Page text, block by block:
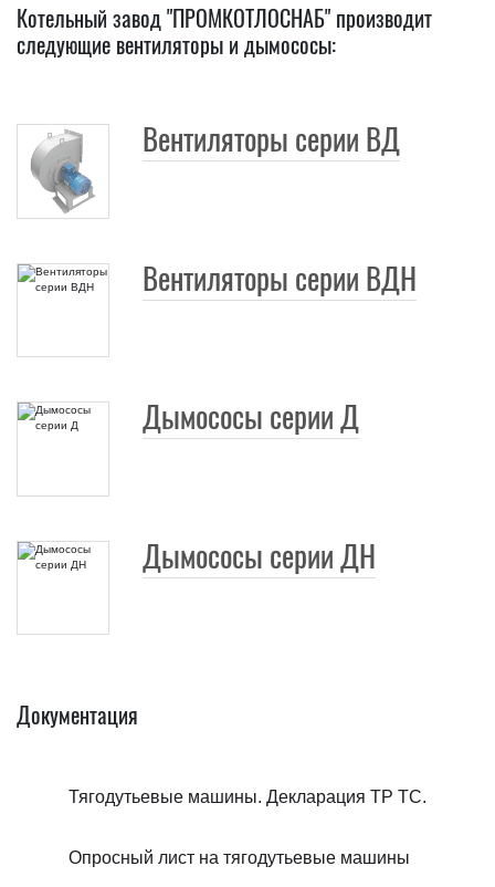
Котельный завод "ПРОМКОТЛОСНАБ" производит
следующие вентиляторы и дымососы:
Вентиляторы серии ВД
Вентиляторы серии ВДН
Дымососы серии Д
Дымососы серии ДН
Документация
Тягодутьевые машины. Декларация ТР ТС.
Опросный лист на тягодутьевые машины